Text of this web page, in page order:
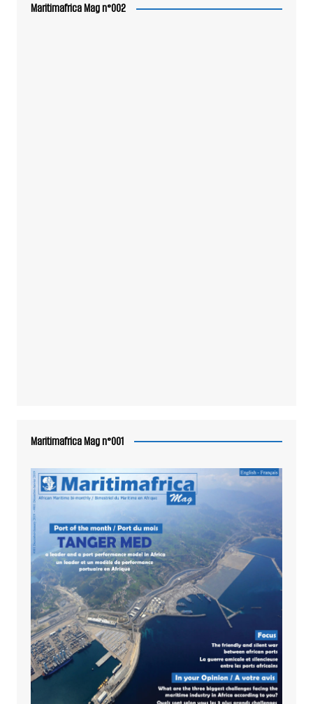
Maritimafrica Mag n°002
Maritimafrica Mag n°001